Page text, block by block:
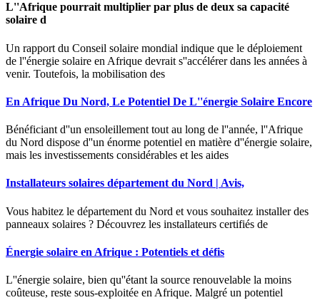
L''Afrique pourrait multiplier par plus de deux sa capacité
solaire d
Un rapport du Conseil solaire mondial indique que le déploiement
de l''énergie solaire en Afrique devrait s''accélérer dans les années à
venir. Toutefois, la mobilisation des
En Afrique Du Nord, Le Potentiel De L''énergie Solaire Encore
Bénéficiant d''un ensoleillement tout au long de l''année, l''Afrique
du Nord dispose d''un énorme potentiel en matière d''énergie solaire,
mais les investissements considérables et les aides
Installateurs solaires département du Nord | Avis,
Vous habitez le département du Nord et vous souhaitez installer des
panneaux solaires ? Découvrez les installateurs certifiés de
Énergie solaire en Afrique : Potentiels et défis
L''énergie solaire, bien qu''étant la source renouvelable la moins
coûteuse, reste sous-exploitée en Afrique. Malgré un potentiel